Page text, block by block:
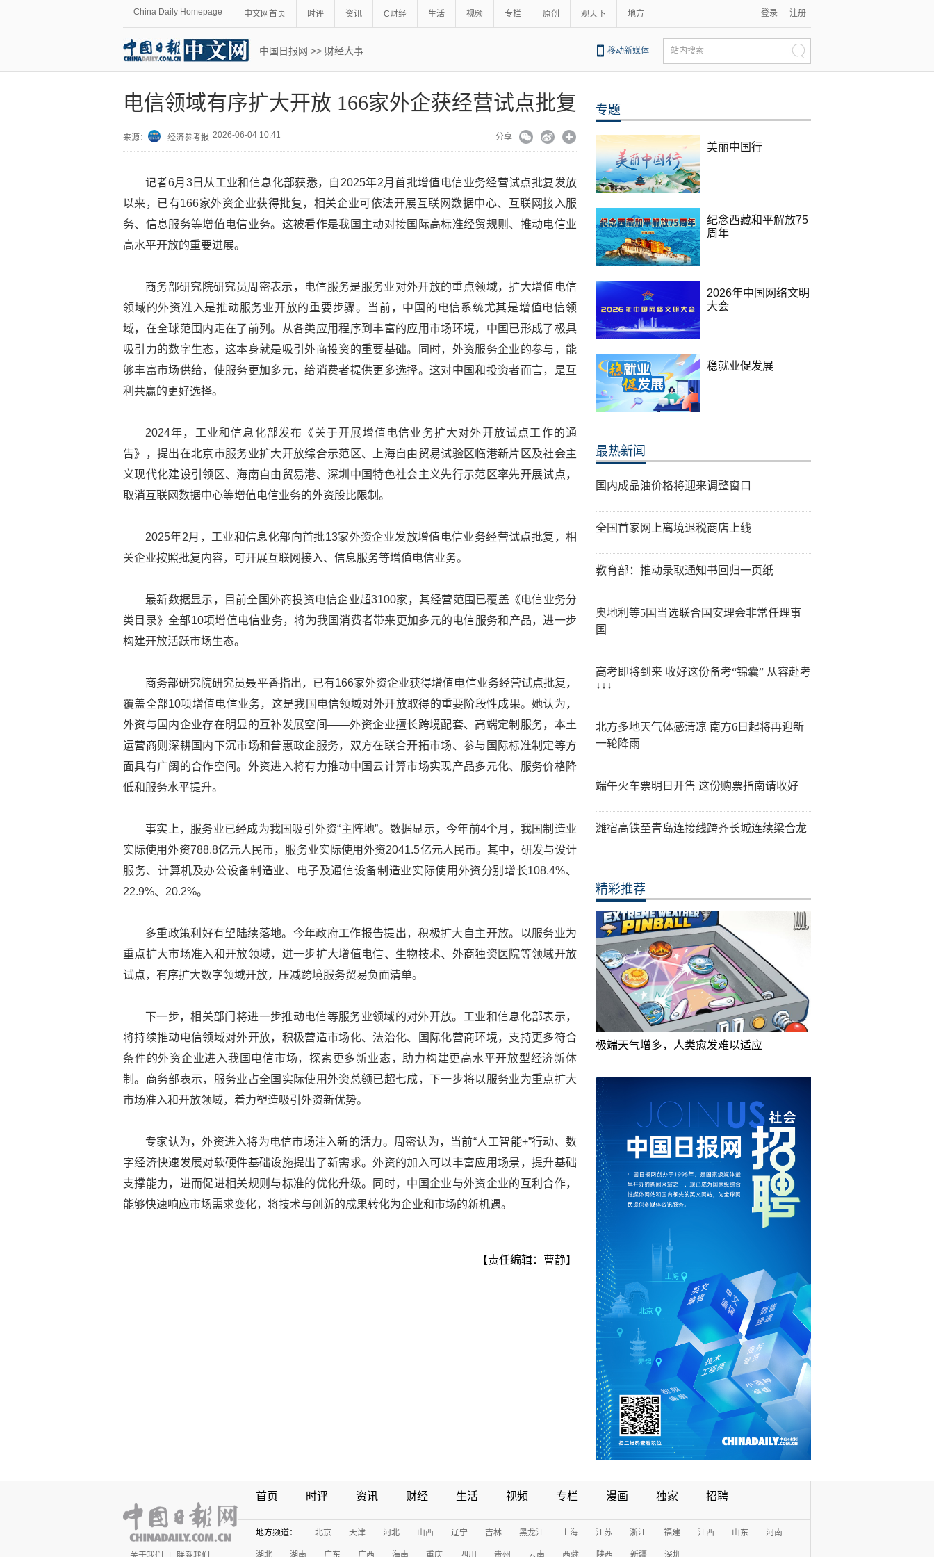
China Daily Homepage 中文网首页 时评 资讯 C财经 生活 视频 专栏 原创 观天下 地方 登录 注册
中国日报网 >> 财经大事 移动新媒体 站内搜索
电信领域有序扩大开放 166家外企获经营试点批复
来源： 经济参考报 2026-06-04 10:41 分享
记者6月3日从工业和信息化部获悉，自2025年2月首批增值电信业务经营试点批复发放
以来，已有166家外资企业获得批复，相关企业可依法开展互联网数据中心、互联网接入服
务、信息服务等增值电信业务。这被看作是我国主动对接国际高标准经贸规则、推动电信业
高水平开放的重要进展。
商务部研究院研究员周密表示，电信服务是服务业对外开放的重点领域，扩大增值电信
领域的外资准入是推动服务业开放的重要步骤。当前，中国的电信系统尤其是增值电信领
域，在全球范围内走在了前列。从各类应用程序到丰富的应用市场环境，中国已形成了极具
吸引力的数字生态，这本身就是吸引外商投资的重要基础。同时，外资服务企业的参与，能
够丰富市场供给，使服务更加多元，给消费者提供更多选择。这对中国和投资者而言，是互
利共赢的更好选择。
2024年，工业和信息化部发布《关于开展增值电信业务扩大对外开放试点工作的通
告》，提出在北京市服务业扩大开放综合示范区、上海自由贸易试验区临港新片区及社会主
义现代化建设引领区、海南自由贸易港、深圳中国特色社会主义先行示范区率先开展试点，
取消互联网数据中心等增值电信业务的外资股比限制。
2025年2月，工业和信息化部向首批13家外资企业发放增值电信业务经营试点批复，相
关企业按照批复内容，可开展互联网接入、信息服务等增值电信业务。
最新数据显示，目前全国外商投资电信企业超3100家，其经营范围已覆盖《电信业务分
类目录》全部10项增值电信业务，将为我国消费者带来更加多元的电信服务和产品，进一步
构建开放活跃市场生态。
商务部研究院研究员聂平香指出，已有166家外资企业获得增值电信业务经营试点批复，
覆盖全部10项增值电信业务，这是我国电信领域对外开放取得的重要阶段性成果。她认为，
外资与国内企业存在明显的互补发展空间——外资企业擅长跨境配套、高端定制服务，本土
运营商则深耕国内下沉市场和普惠政企服务，双方在联合开拓市场、参与国际标准制定等方
面具有广阔的合作空间。外资进入将有力推动中国云计算市场实现产品多元化、服务价格降
低和服务水平提升。
事实上，服务业已经成为我国吸引外资“主阵地”。数据显示，今年前4个月，我国制造业
实际使用外资788.8亿元人民币，服务业实际使用外资2041.5亿元人民币。其中，研发与设计
服务、计算机及办公设备制造业、电子及通信设备制造业实际使用外资分别增长108.4%、
22.9%、20.2%。
多重政策利好有望陆续落地。今年政府工作报告提出，积极扩大自主开放。以服务业为
重点扩大市场准入和开放领域，进一步扩大增值电信、生物技术、外商独资医院等领域开放
试点，有序扩大数字领域开放，压减跨境服务贸易负面清单。
下一步，相关部门将进一步推动电信等服务业领域的对外开放。工业和信息化部表示，
将持续推动电信领域对外开放，积极营造市场化、法治化、国际化营商环境，支持更多符合
条件的外资企业进入我国电信市场，探索更多新业态，助力构建更高水平开放型经济新体
制。商务部表示，服务业占全国实际使用外资总额已超七成，下一步将以服务业为重点扩大
市场准入和开放领域，着力塑造吸引外资新优势。
专家认为，外资进入将为电信市场注入新的活力。周密认为，当前“人工智能+”行动、数
字经济快速发展对软硬件基础设施提出了新需求。外资的加入可以丰富应用场景，提升基础
支撑能力，进而促进相关规则与标准的优化升级。同时，中国企业与外资企业的互利合作，
能够快速响应市场需求变化，将技术与创新的成果转化为企业和市场的新机遇。
【责任编辑：曹静】
专题
美丽中国行
纪念西藏和平解放75
周年
2026年中国网络文明
大会
稳就业促发展
最热新闻
国内成品油价格将迎来调整窗口
全国首家网上离境退税商店上线
教育部：推动录取通知书回归一页纸
奥地利等5国当选联合国安理会非常任理事
国
高考即将到来 收好这份备考“锦囊” 从容赴考
↓↓↓
北方多地天气体感清凉 南方6日起将再迎新
一轮降雨
端午火车票明日开售 这份购票指南请收好
潍宿高铁至青岛连接线跨齐长城连续梁合龙
精彩推荐
极端天气增多，人类愈发难以适应
首页 时评 资讯 财经 生活 视频 专栏 漫画 独家 招聘
地方频道： 北京 天津 河北 山西 辽宁 吉林 黑龙江 上海 江苏 浙江 福建 江西 山东 河南